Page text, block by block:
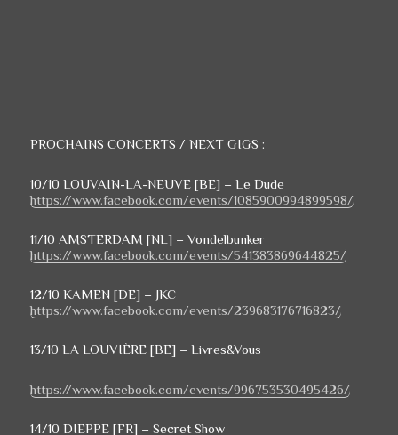
PROCHAINS CONCERTS / NEXT GIGS :
10/10 LOUVAIN-LA-NEUVE [BE] – Le Dude
https://www.facebook.com/events/1085900994899598/
11/10 AMSTERDAM [NL] – Vondelbunker
https://www.facebook.com/events/541383869644825/
12/10 KAMEN [DE] – JKC
https://www.facebook.com/events/239683176716823/
13/10 LA LOUVIÈRE [BE] – Livres&Vous
https://www.facebook.com/events/996753530495426/
14/10 DIEPPE [FR] – Secret Show